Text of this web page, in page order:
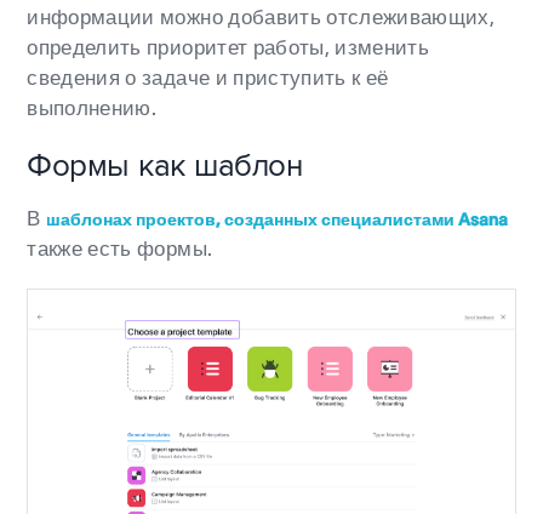
информации можно добавить отслеживающих,
определить приоритет работы, изменить
сведения о задаче и приступить к её
выполнению.
Формы как шаблон
В шаблонах проектов, созданных специалистами Asana
также есть формы.